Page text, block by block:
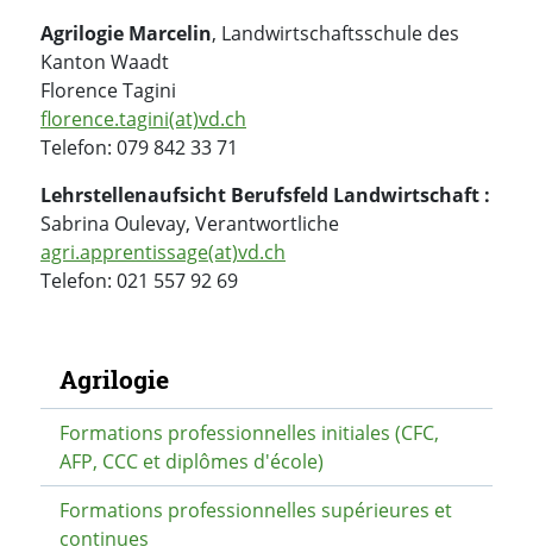
Agrilogie Marcelin, Landwirtschaftsschule des
Kanton Waadt
Florence Tagini
florence.tagini(at)vd.ch
Telefon: 079 842 33 71
Lehrstellenaufsicht Berufsfeld Landwirtschaft :
Sabrina Oulevay, Verantwortliche
agri.apprentissage(at)vd.ch
Telefon: 021 557 92 69
Navigation secondaire
Agrilogie
Formations professionnelles initiales (CFC,
AFP, CCC et diplômes d'école)
Formations professionnelles supérieures et
continues